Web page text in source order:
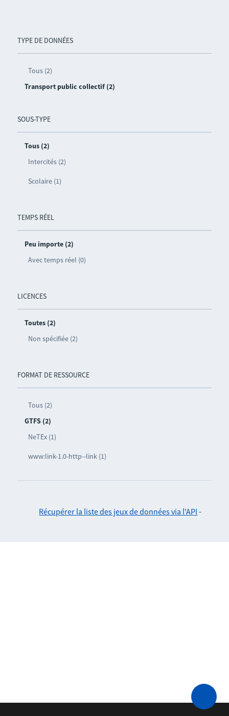
TYPE DE DONNÉES
Tous (2)
Transport public collectif (2)
SOUS-TYPE
Tous (2)
Intercités (2)
Scolaire (1)
TEMPS RÉEL
Peu importe (2)
Avec temps réel (0)
LICENCES
Toutes (2)
Non spécifiée (2)
FORMAT DE RESSOURCE
Tous (2)
GTFS (2)
NeTEx (1)
www:link-1.0-http--link (1)
Récupérer la liste des jeux de données via l'API -